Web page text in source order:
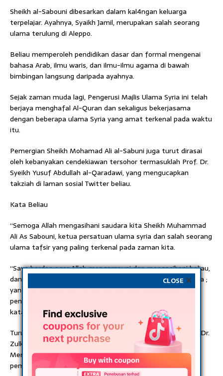
Sheikh al-Sabouni dibesarkan dalam kal4ngan keluarga
terpelajar. Ayahnya, Syaikh Jamil, merupakan salah seorang
ulama terulung di Aleppo.
Beliau memperoleh pendidikan dasar dan formal mengenai
bahasa Arab, ilmu waris, dan ilmu-ilmu agama di bawah
bimbingan langsung daripada ayahnya.
Sejak zaman muda lagi, Pengerusi Majlis Ulama Syria ini telah
berjaya menghafal Al-Quran dan sekaligus bekerjasama
dengan beberapa ulama Syria yang amat terkenal pada waktu
itu.
Pemergian Sheikh Mohamad Ali al-Sabuni juga turut dirasai
oleh kebanyakan cendekiawan tersohor termasuklah Prof. Dr.
Syeikh Yusuf Abdullah al-Qaradawi, yang mengucapkan
takziah di laman sosial Twitter beliau.
Kata Beliau
“Semoga Allah mengasihani saudara kita Sheikh Muhammad
Ali As Sabouni, ketua persatuan ulama syria dan salah seorang
ulama tafsir yang paling terkenal pada zaman kita.
“Saya berdoa agar Allah mengampuni dan mengasihani beliau,
dan memberi pahala kepadanya untuk Islam dan bangsanya ;
yang terbaik yang memberi penghargaan kepada para
pendakwah yang ikhlas dan para sarjana yang bekerja,”
katanya.
Turut menangisi pemergian Sheikh As Sabouni ialah Datuk Dr.
Zulkifli Mohamad Al-Bakri, Menteri di Jabatan Perdana
Menteri (Hal Ehwal Agama) yang menzahirkan takziah atas
pemergian beliau.
CLOSE